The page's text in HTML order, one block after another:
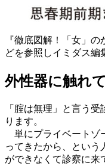
『徹底図解！「女」
どを参照しイミダス編
外性器に触れ
「腟は無理」と言う
ります。
単にプライベートゾ
ってきたから、という
ができなくて診察に来